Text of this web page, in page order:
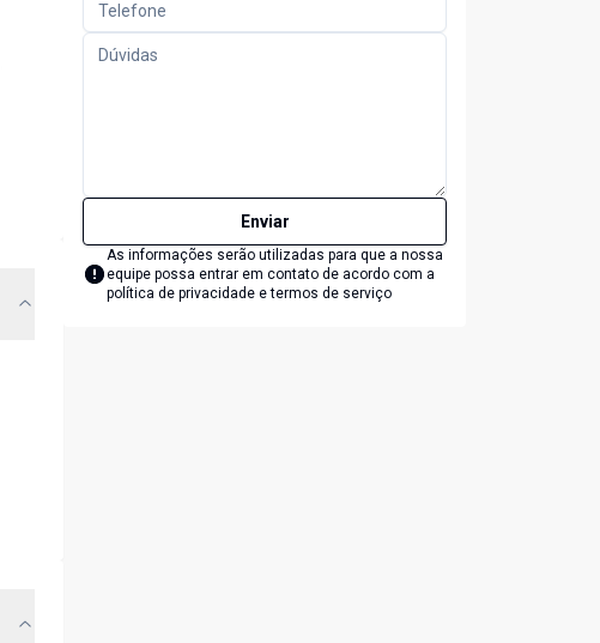
Enviar
As informações serão utilizadas para que a nossa
equipe possa entrar em contato de acordo com a
política de privacidade e termos de serviço